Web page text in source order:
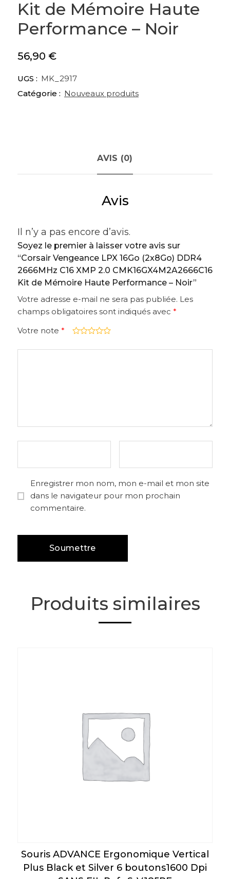
Kit de Mémoire Haute
Performance – Noir
56,90 €
UGS : MK_2917
Catégorie : Nouveaux produits
AVIS (0)
Avis
Il n’y a pas encore d’avis.
Soyez le premier à laisser votre avis sur
“Corsair Vengeance LPX 16Go (2x8Go) DDR4
2666MHz C16 XMP 2.0 CMK16GX4M2A2666C16
Kit de Mémoire Haute Performance – Noir”
Votre adresse e-mail ne sera pas publiée. Les
champs obligatoires sont indiqués avec *
Votre note *
Enregistrer mon nom, mon e-mail et mon site
dans le navigateur pour mon prochain
commentaire.
Produits similaires
Souris ADVANCE Ergonomique Vertical
Plus Black et Silver 6 boutons1600 Dpi